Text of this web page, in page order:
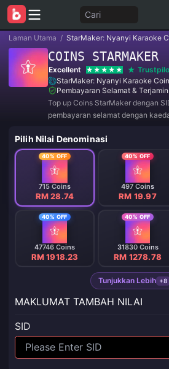
Cari
Laman Utama / StarMaker: Nyanyi Karaoke
COINS STARMAKER
Excellent
StarMaker: Nyanyi Karaoke
Pembayaran Selamat & Terjamin
Top up Coins StarMaker dengan
pembayaran selamat dengan
diperlukan.
Pilih Nilai Denominasi
40% OFF
715 Coins
RM 28.74
40% OFF
497 Coins
RM 19.97
40% OFF
47746 Coins
RM 1918.23
40% OFF
31830 Coins
RM 1278.78
Tunjukkan Lebih +8
MAKLUMAT TAMBAH NILAI
SID